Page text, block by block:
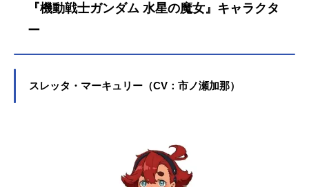
『機動戦士ガンダム 水星の魔女』キャラクタ
ー
スレッタ・マーキュリー（CV：市ノ瀬加那）